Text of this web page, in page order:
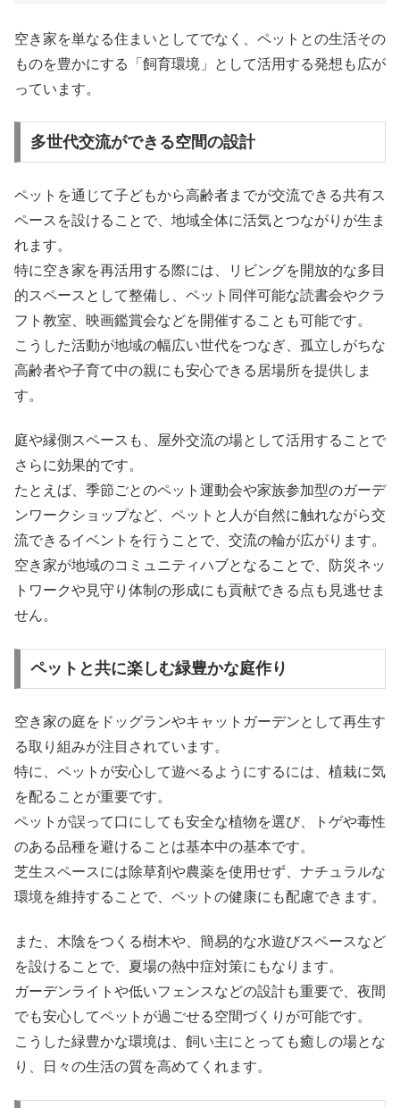
空き家を単なる住まいとしてでなく、ペットとの生活その
ものを豊かにする「飼育環境」として活用する発想も広が
っています。
多世代交流ができる空間の設計
ペットを通じて子どもから高齢者までが交流できる共有ス
ペースを設けることで、地域全体に活気とつながりが生ま
れます。
特に空き家を再活用する際には、リビングを開放的な多目
的スペースとして整備し、ペット同伴可能な読書会やクラ
フト教室、映画鑑賞会などを開催することも可能です。
こうした活動が地域の幅広い世代をつなぎ、孤立しがちな
高齢者や子育て中の親にも安心できる居場所を提供しま
す。
庭や縁側スペースも、屋外交流の場として活用することで
さらに効果的です。
たとえば、季節ごとのペット運動会や家族参加型のガーデ
ンワークショップなど、ペットと人が自然に触れながら交
流できるイベントを行うことで、交流の輪が広がります。
空き家が地域のコミュニティハブとなることで、防災ネッ
トワークや見守り体制の形成にも貢献できる点も見逃せま
せん。
ペットと共に楽しむ緑豊かな庭作り
空き家の庭をドッグランやキャットガーデンとして再生す
る取り組みが注目されています。
特に、ペットが安心して遊べるようにするには、植栽に気
を配ることが重要です。
ペットが誤って口にしても安全な植物を選び、トゲや毒性
のある品種を避けることは基本中の基本です。
芝生スペースには除草剤や農薬を使用せず、ナチュラルな
環境を維持することで、ペットの健康にも配慮できます。
また、木陰をつくる樹木や、簡易的な水遊びスペースなど
を設けることで、夏場の熱中症対策にもなります。
ガーデンライトや低いフェンスなどの設計も重要で、夜間
でも安心してペットが過ごせる空間づくりが可能です。
こうした緑豊かな環境は、飼い主にとっても癒しの場とな
り、日々の生活の質を高めてくれます。